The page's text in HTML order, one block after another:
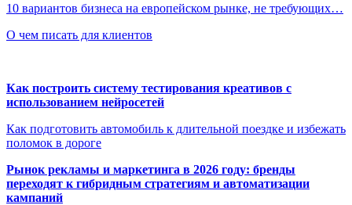
10 вариантов бизнеса на европейском рынке, не требующих…
О чем писать для клиентов
Как построить систему тестирования креативов с
использованием нейросетей
Как подготовить автомобиль к длительной поездке и избежать
поломок в дороге
Рынок рекламы и маркетинга в 2026 году: бренды
переходят к гибридным стратегиям и автоматизации
кампаний